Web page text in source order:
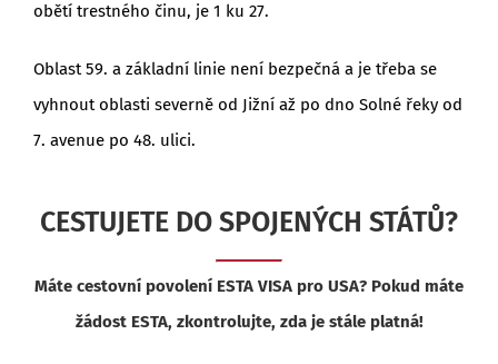
obětí trestného činu, je 1 ku 27.
Oblast 59. a základní linie není bezpečná a je třeba se
vyhnout oblasti severně od Jižní až po dno Solné řeky od
7. avenue po 48. ulici.
CESTUJETE DO SPOJENÝCH STÁTŮ?
Máte cestovní povolení ESTA VISA pro USA? Pokud máte
žádost ESTA, zkontrolujte, zda je stále platná!